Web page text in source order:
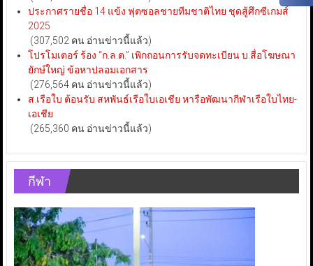
ประกาศรายชื่อ 14 แข้ง ฟุตซอลชายทีมชาติไทย ชุดสู้ศึกซีเกมส์
2025
(307,502 คน อ่านข่าวนี้แล้ว)
โปรโมเตอร์ ร้อง “ก.ล.ต.” เพิกถอนการรับจดทะเบียน บ.สื่อโฆษณา
ยักษ์ใหญ่ ข้อหาปลอมเอกสาร
(276,564 คน อ่านข่าวนี้แล้ว)
ส.เรือใบ ต้อนรับ สหพันธ์เรือใบเอเชีย หารือพัฒนากีฬาเรือใบไทย-
เอเชีย
(265,360 คน อ่านข่าวนี้แล้ว)
กีฬา